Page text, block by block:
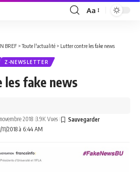
Font
Aa
BREF >Toute l'actualité > Lutter contre les fake news
Z-NEWSLETTER
fake news
2018 à 6:44 AM
2018 3.9K Vues